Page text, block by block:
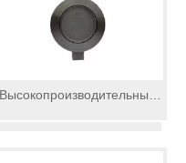
Высокопроизводительный